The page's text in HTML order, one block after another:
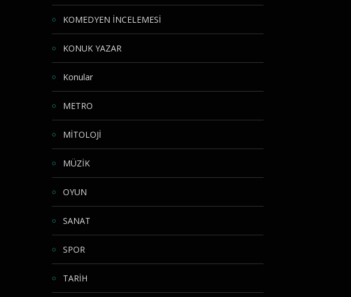
KOMEDYEN İNCELEMESİ
KONUK YAZAR
Konular
METRO
MİTOLOJİ
MÜZİK
OYUN
SANAT
SPOR
TARİH